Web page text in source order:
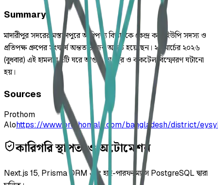
Summary
মাদারীপুর সদরের মস্তফাপুরে আধিপত্য বিস্তারকে কেন্দ্র করে ইউপি সদস্য ও
প্রতিপক্ষ গ্রুপের সংঘর্ষে অন্তত ৮ জন আহত হয়েছেন। ২০ মার্চের ২০২৬
(বুধবার) এই হামলায় ৫টি ঘরে আগুন, ভাঙচুর ও ককটেল বিস্ফোরণ ঘটানো
হয়।
Sources
Prothom
Alohttps://www.prothomalo.com/bangladesh/district/
কারিগরি স্থাপত্য ও অটোমেশন
Next.js 15, Prisma ORM এবং হাই-পারফরম্যান্স PostgreSQL দ্বারা